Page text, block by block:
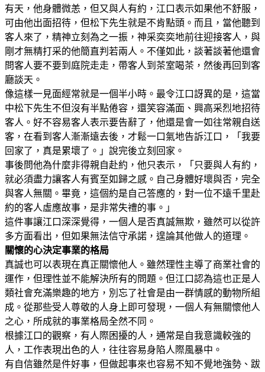
有天，他身體微恙，但又與人有約，江口表示如果他不舒服，
可由他出面招待，但松下先生就是不肯點頭。而且，當他聽到
客人來了，精神立刻為之一振，神采奕奕地前往迎接客人，與
剛才無精打采的他簡直判若兩人。不僅如此，談著談著他還會
問客人要不要到庭院走走，帶客人到茶室喝茶，然後再回到客
廳談天。
像這樣一見面經常就是一個半小時。最令江口訝異的是，這當
中松下先生不但沒有半點倦容，還笑容滿面、興高采烈地招待
客人。好不容易客人表示要告辭了，他還是會一如往常親自送
客，在看到客人漸漸遠去後，才鬆一口氣地告訴江口，「我要
回家了，真是累壞了。」說完後立刻回家。
事後問他為什麼非得親自赴約，他只表示，「只要與人有約，
就必須盡力讓客人有賓至如歸之感。自己身體好壞與否，完全
與客人無關。畢竟，這個約是自己答應的，對一位不遠千里赴
約的客人虛應故事，是非常失禮的事。」
這件事讓江口深深覺得，一個人是否真誠無欺，雖然可以從許
多方面看出，但如果無法信守承諾，遑論其他做人的道理。
關懷的心決定事業的格局
真誠也可以表現在真正關懷他人。雖然理性主導了商業社會的
運作，但理性並不能解決所有的問題。但江口認為這也正是人
類社會充滿樂趣的地方，別忘了社會是由一群情感的動物所組
成。從那些受人尊敬的人身上即可發現，一個人有無關懷他人
之心，所成就的事業格局全然不同。
根據江口的觀察，有人際困擾的人，通常是自我意識較強的
人，工作表現出色的人，往往容易身陷人際風暴中。
有自信雖然是件好事，但做起事來也容易不知不覺地強勢、跋